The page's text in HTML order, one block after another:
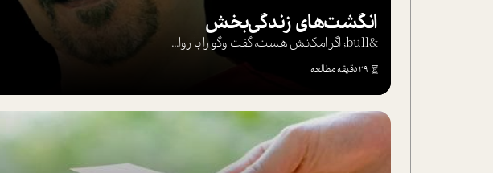
انگشت‌های‌ زندگی‌بخش
&bull; اگر امکانش هست، گفت وگو را با روا...
29 دقیقه مطالعه